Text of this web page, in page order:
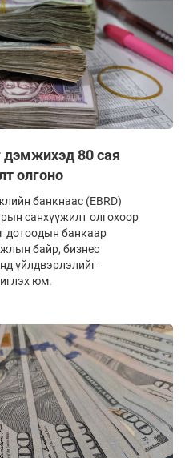
дэмжихэд 80 сая
олгоно
банкнаас (EBRD)
санхүүжилт олгохоор
дотоодын банкаар
байр, бизнес
үйлдвэрлэлийг
юм.